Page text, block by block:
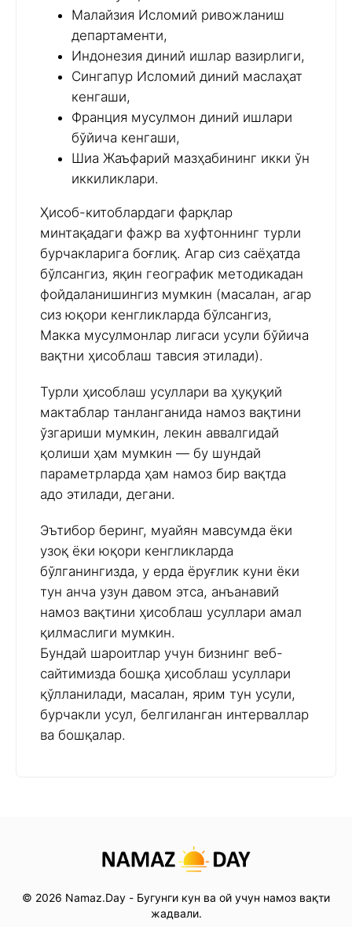
Малайзия Исломий ривожланиш
департаменти,
Индонезия диний ишлар вазирлиги,
Сингапур Исломий диний маслаҳат
кенгаши,
Франция мусулмон диний ишлари
бўйича кенгаши,
Шиа Жаъфарий мазҳабининг икки ўн
иккиликлари.
Ҳисоб-китоблардаги фарқлар
минтақадаги фажр ва хуфтоннинг турли
бурчакларига боғлиқ. Агар сиз саёҳатда
бўлсангиз, яқин географик методикадан
фойдаланишингиз мумкин (масалан, агар
сиз юқори кенгликларда бўлсангиз,
Макка мусулмонлар лигаси усули бўйича
вақтни ҳисоблаш тавсия этилади).
Турли ҳисоблаш усуллари ва ҳуқуқий
мактаблар танланганида намоз вақтини
ўзгариши мумкин, лекин аввалгидай
қолиши ҳам мумкин — бу шундай
параметрларда ҳам намоз бир вақтда
адо этилади, дегани.
Эътибор беринг, муайян мавсумда ёки
узоқ ёки юқори кенгликларда
бўлганингизда, у ерда ёруғлик куни ёки
тун анча узун давом этса, анъанавий
намоз вақтини ҳисоблаш усуллари амал
қилмаслиги мумкин.
Бундай шароитлар учун бизнинг веб-
сайтимизда бошқа ҳисоблаш усуллари
қўлланилади, масалан, ярим тун усули,
бурчакли усул, белгиланган интерваллар
ва бошқалар.
© 2026 Namaz.Day - Бугунги кун ва ой учун намоз вақти
жадвали.